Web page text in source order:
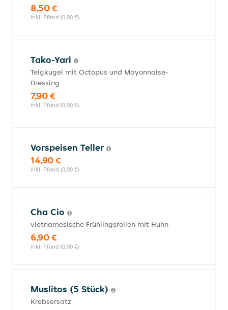
8,50 €
inkl. Pfand (0,00 €)
Tako-Yari
Teigkugel mit Octopus und Mayonnaise-
Dressing
7,90 €
inkl. Pfand (0,00 €)
Vorspeisen Teller
14,90 €
inkl. Pfand (0,00 €)
Cha Cio
vietnamesische Frühlingsrollen mit Huhn
6,90 €
inkl. Pfand (0,00 €)
Muslitos (5 Stück)
Krebsersatz